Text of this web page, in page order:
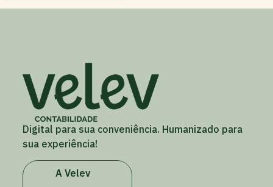
Digital para sua conveniência. Humanizado para
sua experiência!
A Velev